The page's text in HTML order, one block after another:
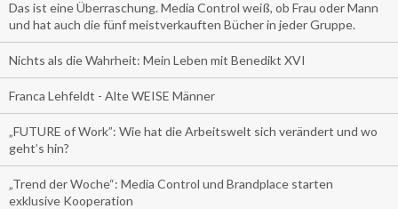
Das ist eine Überraschung. Media Control weiß, ob Frau oder Mann
und hat auch die fünf meistverkauften Bücher in jeder Gruppe.
Nichts als die Wahrheit: Mein Leben mit Benedikt XVI
Franca Lehfeldt - Alte WEISE Männer
„FUTURE of Work”: Wie hat die Arbeitswelt sich verändert und wo
geht’s hin?
„Trend der Woche“: Media Control und Brandplace starten
exklusive Kooperation